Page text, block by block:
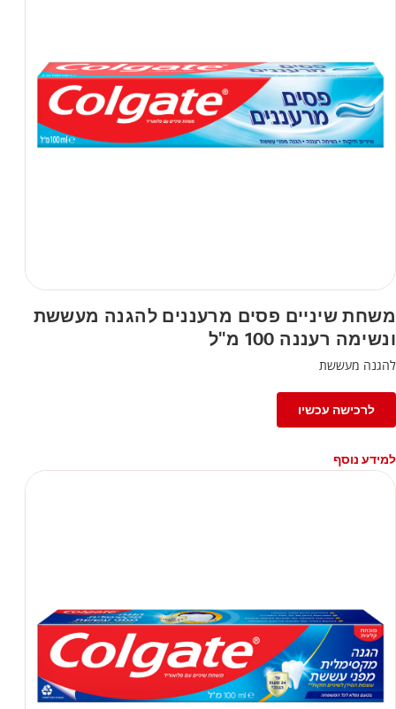
משחת שיניים פסים מרעננים להגנה מעששת
ונשימה רעננה 100 מ"ל
להגנה מעששת
לרכישה עכשיו
למידע נוסף